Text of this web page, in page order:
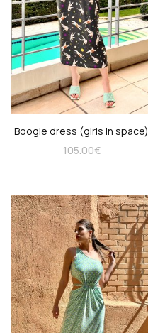
Boogie dress (girls in space)
105.00€